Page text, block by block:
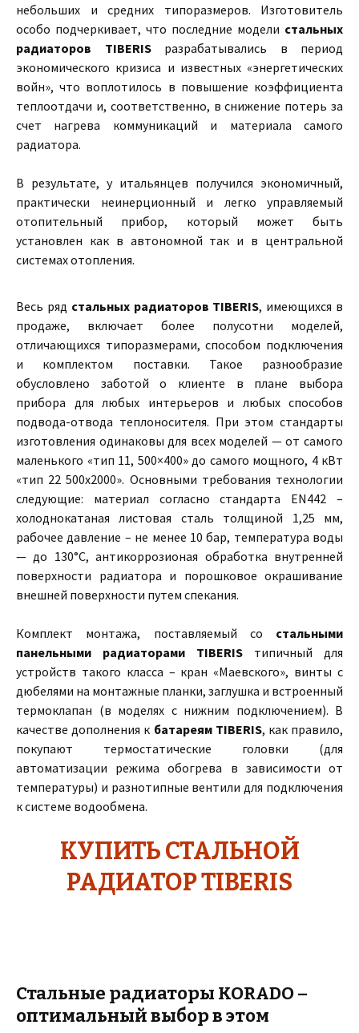
небольших и средних типоразмеров. Изготовитель
особо подчеркивает, что последние модели стальных
радиаторов TIBERISразрабатывались в период
экономического кризиса и известных «энергетических
войн», что воплотилось в повышение коэффициента
теплоотдачи и, соответственно, в снижение потерь за
счет нагрева коммуникаций и материала самого
радиатора.
В результате, у итальянцев получился экономичный,
практически неинерционный и легко управляемый
отопительный прибор, который может быть
установлен как в автономной так и в центральной
системах отопления.
Весь ряд стальных радиаторов TIBERIS, имеющихся в
продаже, включает более полусотни моделей,
отличающихся типоразмерами, способом подключения
и комплектом поставки. Такое разнообразие
обусловлено заботой о клиенте в плане выбора
прибора для любых интерьеров и любых способов
подвода-отвода теплоносителя. При этом стандарты
изготовления одинаковы для всех моделей — от самого
маленького «тип 11, 500×400» до самого мощного, 4 кВт
«тип 22 500х2000». Основными требования технологии
следующие: материал согласно стандарта EN442 –
холоднокатаная листовая сталь толщиной 1,25 мм,
рабочее давление – не менее 10 бар, температура воды
— до 130°С, антикоррозионая обработка внутренней
поверхности радиатора и порошковое окрашивание
внешней поверхности путем спекания.
Комплект монтажа, поставляемый со стальными
панельными радиаторами TIBERIS типичный для
устройств такого класса – кран «Маевского», винты с
дюбелями на монтажные планки, заглушка и встроенный
термоклапан (в моделях с нижним подключением). В
качестве дополнения к батареям TIBERIS, как правило,
покупают термостатические головки (для
автоматизации режима обогрева в зависимости от
температуры) и разнотипные вентили для подключения
к системе водообмена.
КУПИТЬ СТАЛЬНОЙ
РАДИАТОР TIBERIS
Стальные радиаторы KORADO –
оптимальный выбор в этом